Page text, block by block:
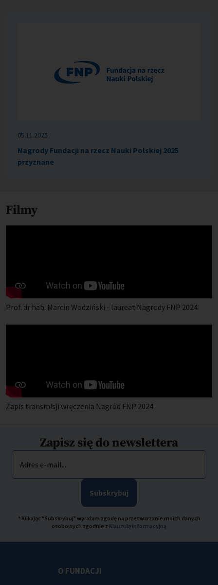
05.11.2025
Nagrody Fundacji na rzecz Nauki Polskiej 2025
przyznane
Filmy
Prof. dr hab. Marcin Wodziński - laureat Nagrody FNP 2024
Zapis transmisji wręczenia Nagród FNP 2024
Zapisz się do newslettera
Adres e-mail...
Subskrybuj
* Klikając "Subskrybuj" wyrażam zgodę na przetwarzanie moich danych
osobowych zgodnie z Klauzulą informacyjną
O FUNDACJI